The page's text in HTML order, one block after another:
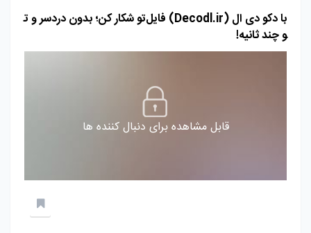
با دکو دی‌ ال (Decodl.ir) فایل‌تو شکار کن؛ بدون دردسر و ت
و چند ثانیه!
قابل مشاهده برای دنبال کننده ها